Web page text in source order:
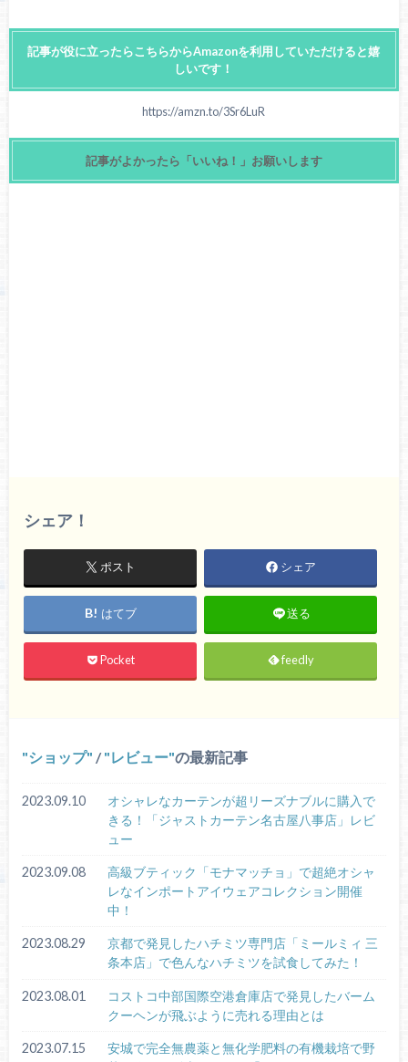
記事が役に立ったらこちらからAmazonを利用していただけると嬉
しいです！
https://amzn.to/3Sr6LuR
記事がよかったら「いいね！」お願いします
シェア！
ポスト シェア
はてブ 送る
Pocket feedly
ショップ / レビュー の最新記事
2023.09.10
オシャレなカーテンが超リーズナブルに購入で
きる！「ジャストカーテン名古屋八事店」レビ
ュー
2023.09.08
高級ブティック「モナマッチョ」で超絶オシャ
レなインポートアイウェアコレクション開催
中！
2023.08.29
京都で発見したハチミツ専門店「ミールミィ 三
条本店」で色んなハチミツを試食してみた！
2023.08.01
コストコ中部国際空港倉庫店で発見したバーム
クーヘンが飛ぶように売れる理由とは
2023.07.15
安城で完全無農薬と無化学肥料の有機栽培で野